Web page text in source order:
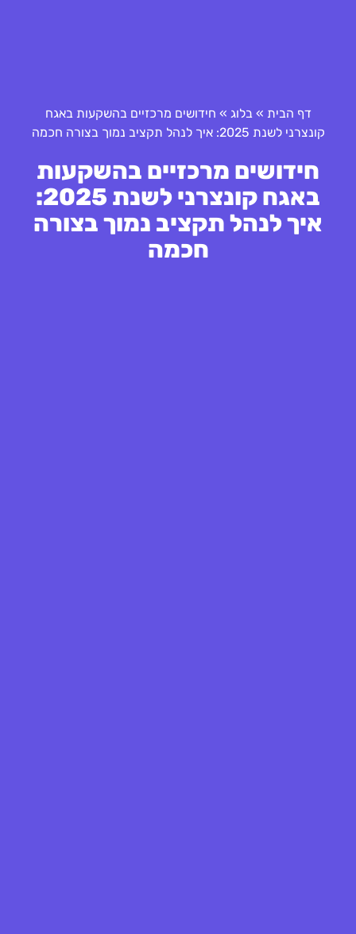
דף הבית » בלוג » חידושים מרכזיים בהשקעות באגח
קונצרני לשנת 2025: איך לנהל תקציב נמוך בצורה חכמה
חידושים מרכזיים בהשקעות
באגח קונצרני לשנת 2025:
איך לנהל תקציב נמוך בצורה
חכמה